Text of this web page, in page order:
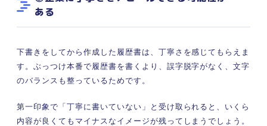
ある
下書きをしてから作成した履歴書は、丁寧さを感じてもらえま
す。ぶっつけ本番で履歴書を書くより、誤字脱字がなく、文字
のバランスも整っているためです。
第一印象で「丁寧に書いていない」と受け取られると、いくら
内容が良くてもマイナスなイメージが残ってしまうでしょう。